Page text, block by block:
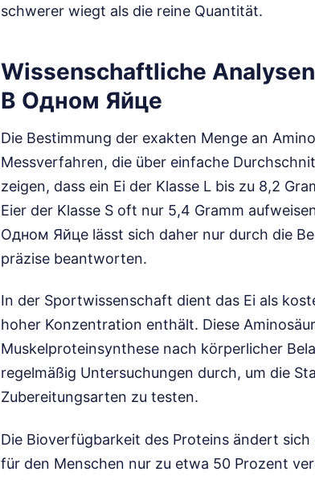
schwerer wiegt als die reine Quantität.
Wissenschaftliche
В Одном Яйце
Die Bestimmung der exakten Menge an
Messverfahren, die über einfache
zeigen, dass ein Ei der Klasse L bis zu 8,2
Eier der Klasse S oft nur 5,4 Gramm
Одном Яйце lässt sich daher nur durch die
präzise beantworten.
In der Sportwissenschaft dient das Ei als
hoher Konzentration enthält. Diese
Muskelproteinsynthese nach körperlicher
regelmäßig Untersuchungen durch, um die
Zubereitungsarten zu testen.
Die Bioverfügbarkeit des Proteins ändert
für den Menschen nur zu etwa 50 Prozent